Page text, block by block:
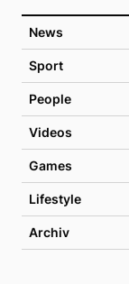
News
Sport
People
Videos
Games
Lifestyle
Archiv